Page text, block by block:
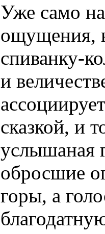
Уже само
ощущения,
спиванку-
и
сказкой, и
услышаная
обросшие
горы, а